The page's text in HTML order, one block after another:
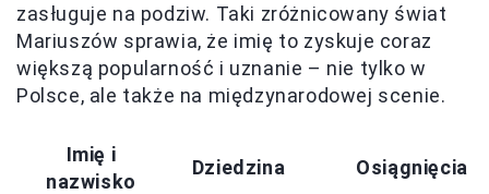
zasługuje na podziw. Taki zróżnicowany świat
Mariuszów sprawia, że imię to zyskuje coraz
większą popularność i uznanie – nie tylko w
Polsce, ale także na międzynarodowej scenie.
Imię i
nazwisko
Dziedzina Osiągnięcia